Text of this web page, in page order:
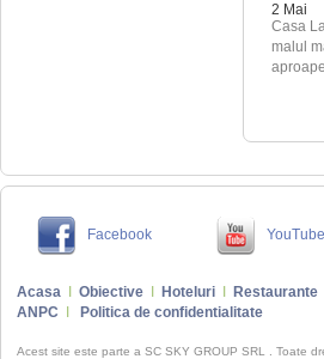
2 Mai
Casa
malul
Facebook YouTube
Acasa Obiective Hoteluri Restaurante
ANPC
Politica de confidentialitate
Acest site este parte a SC SKY GROUP SRL . Toate